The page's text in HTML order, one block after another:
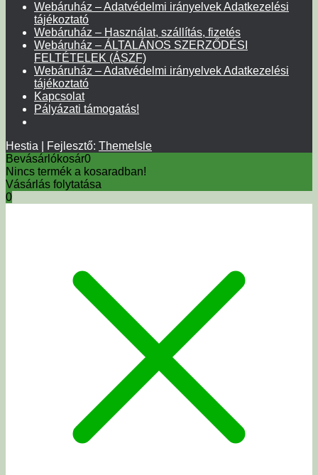
Webáruház – Adatvédelmi irányelvek Adatkezelési
tájékoztató
Webáruház – Használat, szállítás, fizetés
Webáruház – ÁLTALÁNOS SZERZŐDÉSI
FELTÉTELEK (ÁSZF)
Webáruház – Adatvédelmi irányelvek Adatkezelési
tájékoztató
Kapcsolat
Pályázati támogatás!
Hestia | Fejlesztő: ThemeIsle
Bevásárlókosár0
Nincs termék a kosaradban!
Vásárlás folytatása
0